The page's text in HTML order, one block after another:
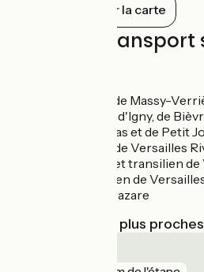
Tout afficher sur la carte
Trains et transport
Gare RER B de Massy-
Gare ligne V d'Igny, de
Jouy-en-Josas et de Petit
Gare RER C de Versailles
Gare RER C et transilien
Gare transilien de
défense/St Lazare
Gares SNCF les plus proches